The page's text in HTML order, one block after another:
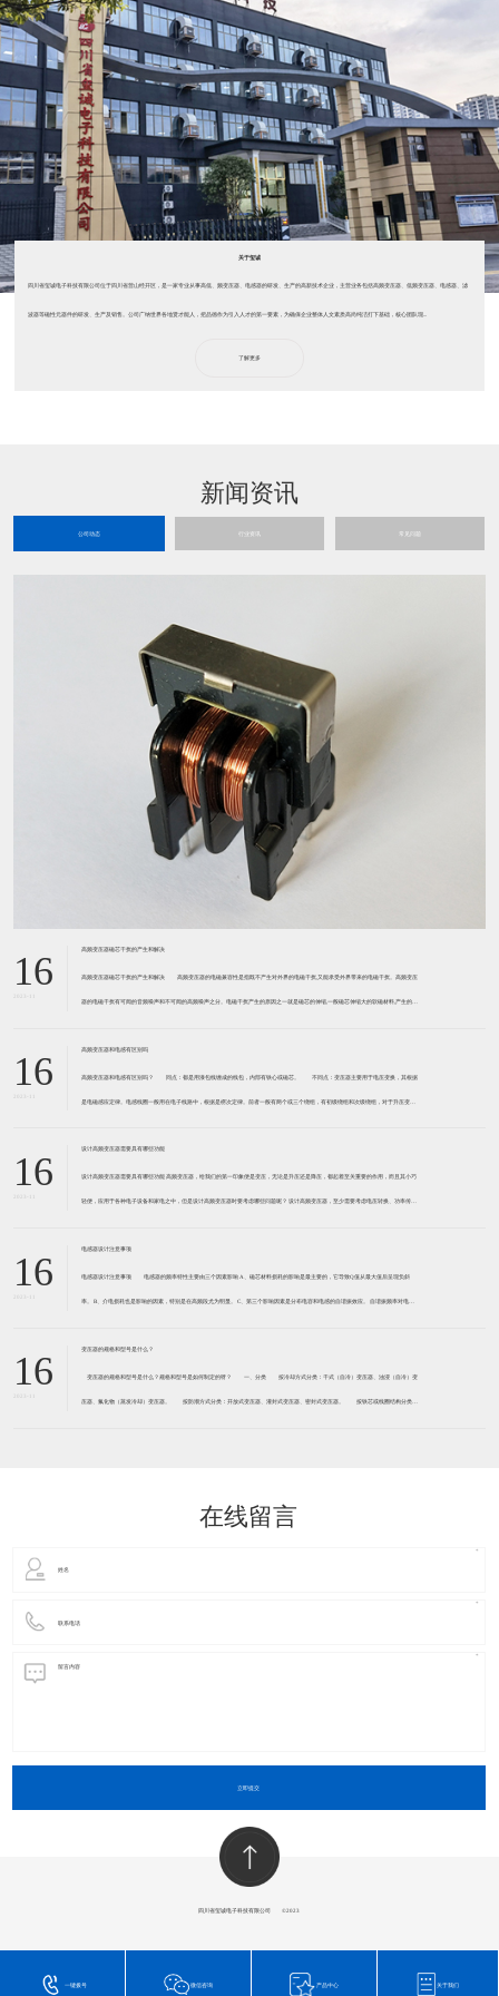
关于玺诚
四川省玺诚电子科技有限公司位于四川省营山经开区，是一家专业从事高低、频变压器、电感器的研发、生产的高新技术企业，主营业务包括高频变压器、低频变压器、电感器、滤
波器等磁性元器件的研发、生产及销售。公司广纳世界各地贤才能人，把品德作为引入人才的第一要素，为确保企业整体人文素质高尚纯洁打下基础，核心团队现...
了解更多
新闻资讯
公司动态 行业资讯 常见问题
16
高频变压器磁芯干扰的产生和解决
高频变压器磁芯干扰的产生和解决 高频变压器的电磁兼容性是指既不产生对外界的电磁干扰,又能承受外界带来的电磁干扰。高频变压
器的电磁干扰有可闻的音频噪声和不可闻的高频噪声之分。电磁干扰产生的原因之一就是磁芯的伸缩,一般磁芯伸缩大的软磁材料,产生的电
16
高频变压器和电感有区别吗
高频变压器和电感有区别吗？ 同点：都是用漆包线缠成的线包，内部有铁心或磁芯。 不同点：变压器主要用于电压变换，其根据
是电磁感应定律。电感线圈一般用在电子线路中，根据是楞次定律。前者一般有两个或三个绕组，有初级绕组和次级绕组，对于升压变压
16
设计高频变压器需要具有哪些功能
设计高频变压器需要具有哪些功能 高频变压器，给我们的第一印象便是变压，无论是升压还是降压，都起着至关重要的作用，而且其小巧
轻便，应用于各种电子设备和家电之中，但是设计高频变压器时要考虑哪些问题呢？ 设计高频变压器，至少需要考虑电压转换、功率传输
16
电感器设计注意事项
电感器设计注意事项 电感器的频率特性主要由三个因素影响 A、磁芯材料损耗的影响是最主要的，它导致Q值从最大值后呈现负斜
率。 B、介电损耗也是影响的因素，特别是在高频段尤为明显。 C、第三个影响因素是分布电容和电感的自谐振效应。 自谐振频率对电感
16
变压器的规格和型号是什么？
变压器的规格和型号是什么？规格和型号是如何制定的呀？ 一、分类 按冷却方式分类：干式（自冷）变压器、油浸（自冷）变
压器、氟化物（蒸发冷却）变压器。 按防潮方式分类：开放式变压器、灌封式变压器、密封式变压器。 按铁芯或线圈结构分类：
在线留言
立即提交
四川省玺诚电子科技有限公司 ​©2023
一键拨号 微信咨询 产品中心 关于我们